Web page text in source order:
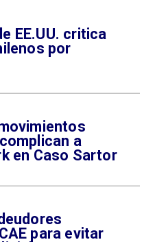
EE.UU. critica
por
a
en Caso Sartor
para evitar